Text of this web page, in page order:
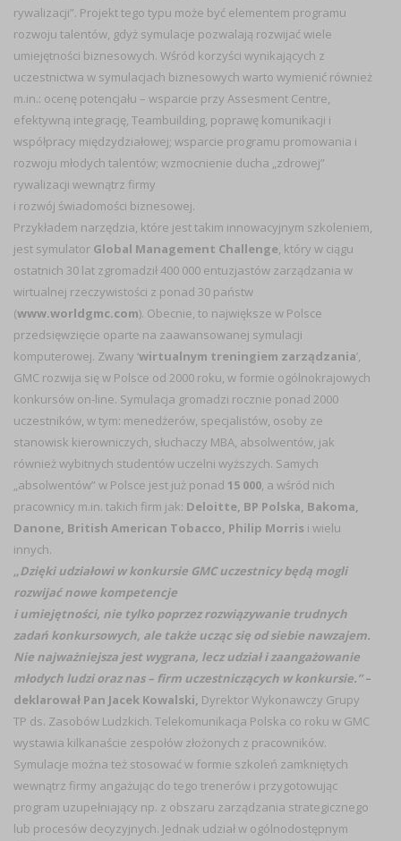
rywalizacji”. Projekt tego typu może być elementem programu
rozwoju talentów, gdyż symulacje pozwalają rozwijać wiele
umiejętności biznesowych. Wśród korzyści wynikających z
uczestnictwa w symulacjach biznesowych warto wymienić również
m.in.: ocenę potencjału – wsparcie przy Assesment Centre,
efektywną integrację, Teambuilding, poprawę komunikacji i
współpracy międzydziałowej; wsparcie programu promowania i
rozwoju młodych talentów; wzmocnienie ducha „zdrowej”
rywalizacji wewnątrz firmy
i rozwój świadomości biznesowej.
Przykładem narzędzia, które jest takim innowacyjnym szkoleniem,
jest symulator Global Management Challenge, który w ciągu
ostatnich 30 lat zgromadził 400 000 entuzjastów zarządzania w
wirtualnej rzeczywistości z ponad 30 państw
(www.worldgmc.com). Obecnie, to największe w Polsce
przedsięwzięcie oparte na zaawansowanej symulacji
komputerowej. Zwany ‘wirtualnym treningiem zarządzania’,
GMC rozwija się w Polsce od 2000 roku, w formie ogólnokrajowych
konkursów on-line. Symulacja gromadzi rocznie ponad 2000
uczestników, w tym: menedżerów, specjalistów, osoby ze
stanowisk kierowniczych, słuchaczy MBA, absolwentów, jak
również wybitnych studentów uczelni wyższych. Samych
„absolwentów” w Polsce jest już ponad 15 000, a wśród nich
pracownicy m.in. takich firm jak: Deloitte, BP Polska, Bakoma,
Danone, British American Tobacco, Philip Morris i wielu
innych.
„Dzięki udziałowi w konkursie GMC uczestnicy będą mogli
rozwijać nowe kompetencje
i umiejętności, nie tylko poprzez rozwiązywanie trudnych
zadań konkursowych, ale także ucząc się od siebie nawzajem.
Nie najważniejsza jest wygrana, lecz udział i zaangażowanie
młodych ludzi oraz nas – firm uczestniczących w konkursie.”–
deklarował Pan Jacek Kowalski, Dyrektor Wykonawczy Grupy
TP ds. Zasobów Ludzkich. Telekomunikacja Polska co roku w GMC
wystawia kilkanaście zespołów złożonych z pracowników.
Symulacje można też stosować w formie szkoleń zamkniętych
wewnątrz firmy angażując do tego trenerów i przygotowując
program uzupełniający np. z obszaru zarządzania strategicznego
lub procesów decyzyjnych. Jednak udział w ogólnodostępnym